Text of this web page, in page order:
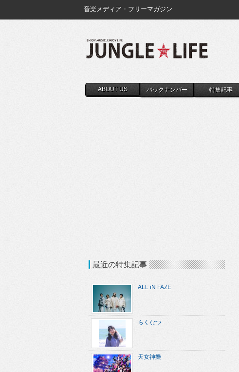
音楽メディア・フリーマガジン
ABOUT US バックナンバー 特集記事
最近の特集記事
ALL iN FAZE
らくなつ
天女神樂